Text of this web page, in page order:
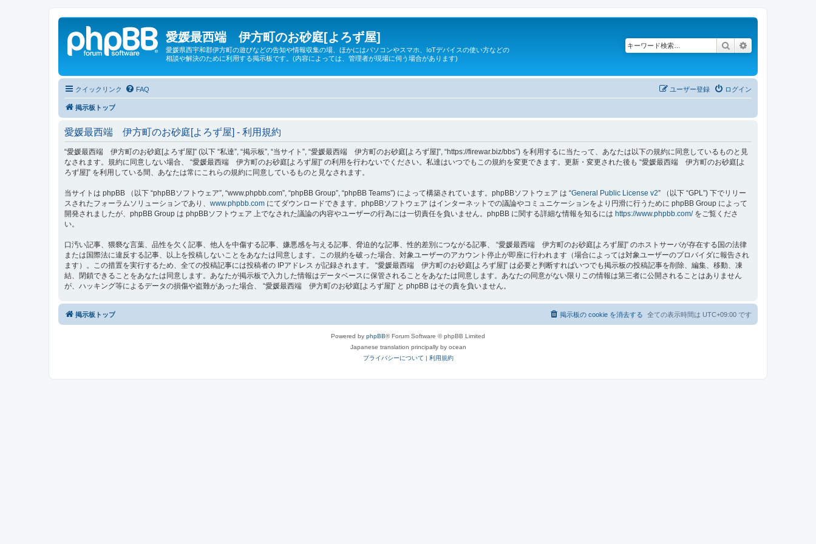
愛媛最西端 伊方町のお砂庭[よろず屋]
愛媛県西宇和郡伊方町の遊びなどの告知や情報収集の場、ほかにはパソコンやスマホ、IoTデバイスの使い方などの
相談や解決のために利用する掲示板です。(内容によっては、管理者が現場に伺う場合があります)
検索
クイックリンク FAQ ログイン
ユーザー登録
掲示板トップ
愛媛最西端 伊方町のお砂庭[よろず屋] - 利用規約
“愛媛最西端 伊方町のお砂庭[よろず屋]” (以下 “私達”, “掲示板”, “当サイト”, “愛媛最西端 伊方町のお砂庭[よろず屋]”, “https://firewar.biz/bbs”) を利用するに当たって、あなたは以下の規約に同意しているものと見
なされます。規約に同意しない場合、 “愛媛最西端 伊方町のお砂庭[よろず屋]” の利用を行わないでください。私達はいつでもこの規約を変更できます。更新・変更された後も “愛媛最西端 伊方町のお砂庭[よ
ろず屋]” を利用している間、あなたは常にこれらの規約に同意しているものと見なされます。
当サイトは phpBB （以下 “phpBBソフトウェア”, “www.phpbb.com”, “phpBB Group”, “phpBB Teams”) によって構築されています。phpBBソフトウェア は “General Public License v2” （以下 “GPL”) 下でリリー
スされたフォーラムソリューションであり、 www.phpbb.com にてダウンロードできます。phpBBソフトウェア はインターネットでの議論やコミュニケーションをより円滑に行うために phpBB Group によって
開発されましたが、phpBB Group は phpBBソフトウェア 上でなされた議論の内容やユーザーの行為には一切責任を負いません。phpBB に関する詳細な情報を知るには https://www.phpbb.com/をご覧くださ
い。
口汚い記事、猥褻な言葉、品性を欠く記事、他人を中傷する記事、嫌悪感を与える記事、脅迫的な記事、性的差別につながる記事、 “愛媛最西端 伊方町のお砂庭[よろず屋]” のホストサーバが存在する国の法律
または国際法に違反する記事、以上を投稿しないことをあなたは同意します。この規約を破った場合、対象ユーザーのアカウント停止が即座に行われます（場合によっては対象ユーザーのプロバイダに報告され
ます）。この措置を実行するため、全ての投稿記事には投稿者の IPアドレス が記録されます。 “愛媛最西端 伊方町のお砂庭[よろず屋]” は必要と判断すればいつでも掲示板の投稿記事を削除、編集、移動、凍
結、閉鎖できることをあなたは同意します。あなたが掲示板で入力した情報はデータベースに保管されることをあなたは同意します。あなたの同意がない限りこの情報は第三者に公開されることはありません
が、ハッキング等によるデータの損傷や盗難があった場合、 “愛媛最西端 伊方町のお砂庭[よろず屋]” と phpBB はその責を負いません。
掲示板トップ 全ての表示時間は UTC+09:00 です
掲示板の cookie を消去する
Powered by phpBB® Forum Software © phpBB Limited
Japanese translation principally by ocean
プライバシーについて | 利用規約